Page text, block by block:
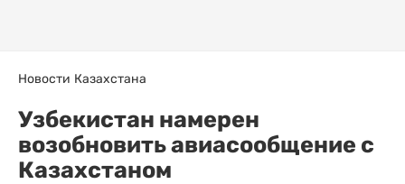
Новости Казахстана
Узбекистан намерен
возобновить авиасообщение с
Казахстаном